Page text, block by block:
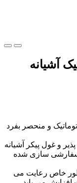
آشیانه
و منحصر بفرد
و غول پیکر آشیانه
سفارشی سازی شده
خاص رعایت می